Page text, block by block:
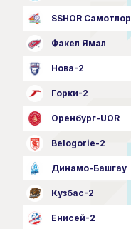
SSHOR Самотлор
Факел Ямал
Нова-2
Горки-2
Оренбург-UOR
Belogorie-2
Динамо-Башгау
Кузбас-2
Енисей-2